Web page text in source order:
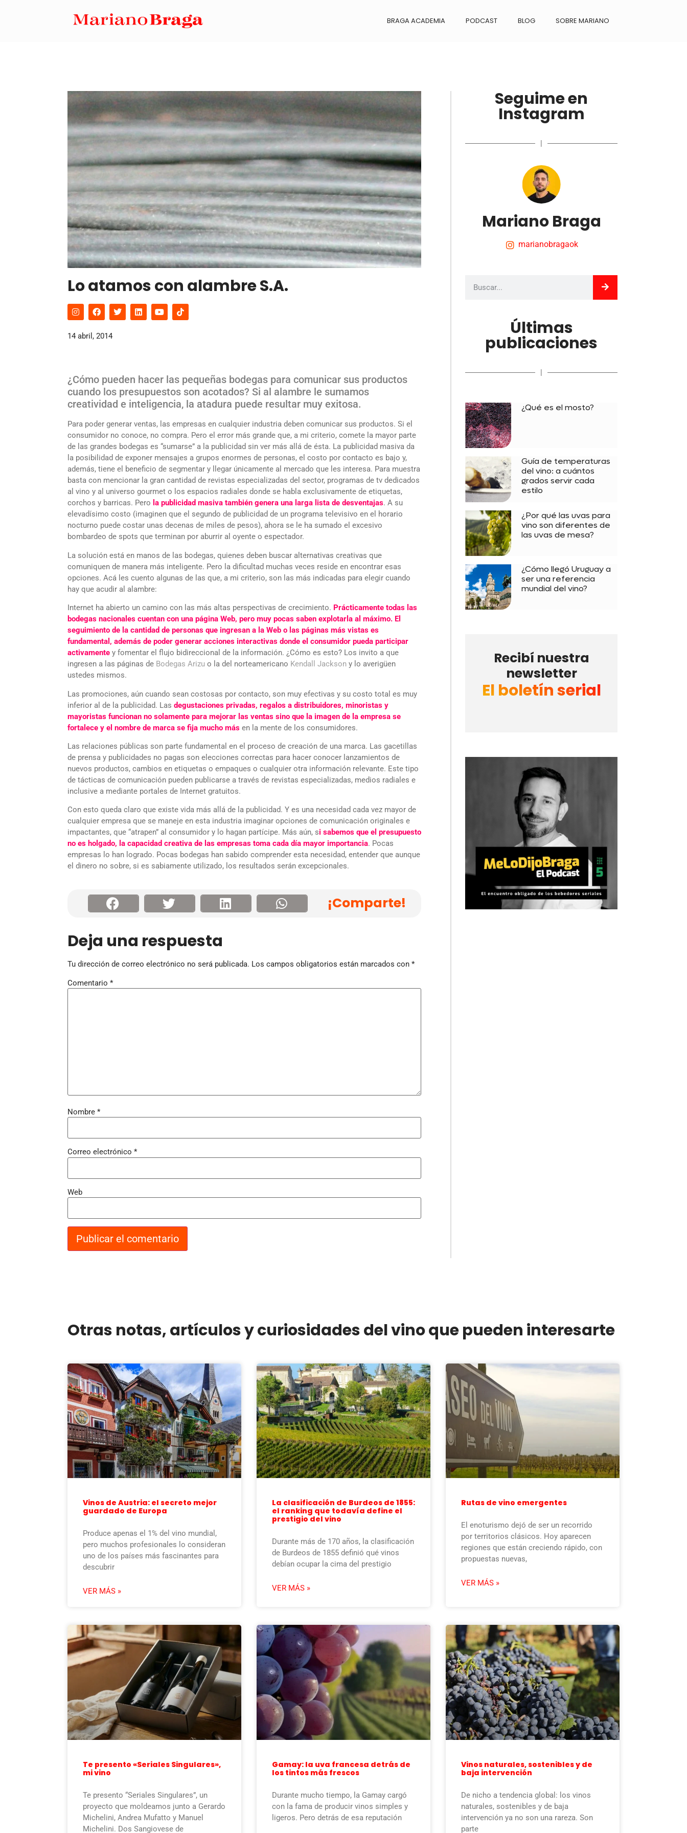
BRAGA ACADEMIA PODCAST BLOG SOBRE MARIANO
Lo atamos con alambre S.A.
14 abril, 2014
¿Cómo pueden hacer las pequeñas bodegas para comunicar sus productos
cuando los presupuestos son acotados? Si al alambre le sumamos
creatividad e inteligencia, la atadura puede resultar muy exitosa.
Para poder generar ventas, las empresas en cualquier industria deben comunicar sus productos. Si el
consumidor no conoce, no compra. Pero el error más grande que, a mi criterio, comete la mayor parte
de las grandes bodegas es “sumarse” a la publicidad sin ver más allá de ésta. La publicidad masiva da
la posibilidad de exponer mensajes a grupos enormes de personas, el costo por contacto es bajo y,
además, tiene el beneficio de segmentar y llegar únicamente al mercado que les interesa. Para muestra
basta con mencionar la gran cantidad de revistas especializadas del sector, programas de tv dedicados
al vino y al universo gourmet o los espacios radiales donde se habla exclusivamente de etiquetas,
corchos y barricas. Pero la publicidad masiva también genera una larga lista de desventajas. A su
elevadísimo costo (imaginen que el segundo de publicidad de un programa televisivo en el horario
nocturno puede costar unas decenas de miles de pesos), ahora se le ha sumado el excesivo
bombardeo de spots que terminan por aburrir al oyente o espectador.
La solución está en manos de las bodegas, quienes deben buscar alternativas creativas que
comuniquen de manera más inteligente. Pero la dificultad muchas veces reside en encontrar esas
opciones. Acá les cuento algunas de las que, a mi criterio, son las más indicadas para elegir cuando
hay que acudir al alambre:
Internet ha abierto un camino con las más altas perspectivas de crecimiento. Prácticamente todas las
bodegas nacionales cuentan con una página Web, pero muy pocas saben explotarla al máximo. El
seguimiento de la cantidad de personas que ingresan a la Web o las páginas más vistas es
fundamental, además de poder generar acciones interactivas donde el consumidor pueda participar
activamente y fomentar el flujo bidireccional de la información. ¿Cómo es esto? Los invito a que
ingresen a las páginas de Bodegas Arizu o la del norteamericano Kendall Jackson y lo averigüen
ustedes mismos.
Las promociones, aún cuando sean costosas por contacto, son muy efectivas y su costo total es muy
inferior al de la publicidad. Las degustaciones privadas, regalos a distribuidores, minoristas y
mayoristas funcionan no solamente para mejorar las ventas sino que la imagen de la empresa se
fortalece y el nombre de marca se fija mucho más en la mente de los consumidores.
Las relaciones públicas son parte fundamental en el proceso de creación de una marca. Las gacetillas
de prensa y publicidades no pagas son elecciones correctas para hacer conocer lanzamientos de
nuevos productos, cambios en etiquetas o empaques o cualquier otra información relevante. Este tipo
de tácticas de comunicación pueden publicarse a través de revistas especializadas, medios radiales e
inclusive a mediante portales de Internet gratuitos.
Con esto queda claro que existe vida más allá de la publicidad. Y es una necesidad cada vez mayor de
cualquier empresa que se maneje en esta industria imaginar opciones de comunicación originales e
impactantes, que “atrapen” al consumidor y lo hagan partícipe. Más aún, si sabemos que el presupuesto
no es holgado, la capacidad creativa de las empresas toma cada día mayor importancia. Pocas
empresas lo han logrado. Pocas bodegas han sabido comprender esta necesidad, entender que aunque
el dinero no sobre, si es sabiamente utilizado, los resultados serán excepcionales.
¡Comparte!
Deja una respuesta
Tu dirección de correo electrónico no será publicada. Los campos obligatorios están marcados con *
Comentario *
Nombre *
Correo electrónico *
Web
Seguime en
Instagram
|
Mariano Braga
marianobragaok
Últimas
publicaciones
|
¿Qué es el mosto?
Guía de temperaturas
del vino: a cuántos
grados servir cada
estilo
¿Por qué las uvas para
vino son diferentes de
las uvas de mesa?
¿Cómo llegó Uruguay a
ser una referencia
mundial del vino?
Recibí nuestra
newsletter
El boletín serial
Otras notas, artículos y curiosidades del vino que pueden interesarte
Vinos de Austria: el secreto mejor
guardado de Europa
Produce apenas el 1% del vino mundial,
pero muchos profesionales lo consideran
uno de los países más fascinantes para
descubrir
VER MÁS »
La clasificación de Burdeos de 1855:
el ranking que todavía define el
prestigio del vino
Durante más de 170 años, la clasificación
de Burdeos de 1855 definió qué vinos
debían ocupar la cima del prestigio
VER MÁS »
Rutas de vino emergentes
El enoturismo dejó de ser un recorrido
por territorios clásicos. Hoy aparecen
regiones que están creciendo rápido, con
propuestas nuevas,
VER MÁS »
Te presento «Seriales Singulares»,
mi vino
Te presento “Seriales Singulares”, un
proyecto que moldeamos junto a Gerardo
Michelini, Andrea Mufatto y Manuel
Michelini. Dos Sangiovese de
Gamay: la uva francesa detrás de
los tintos más frescos
Durante mucho tiempo, la Gamay cargó
con la fama de producir vinos simples y
ligeros. Pero detrás de esa reputación
Vinos naturales, sostenibles y de
baja intervención
De nicho a tendencia global: los vinos
naturales, sostenibles y de baja
intervención ya no son una rareza. Son
parte